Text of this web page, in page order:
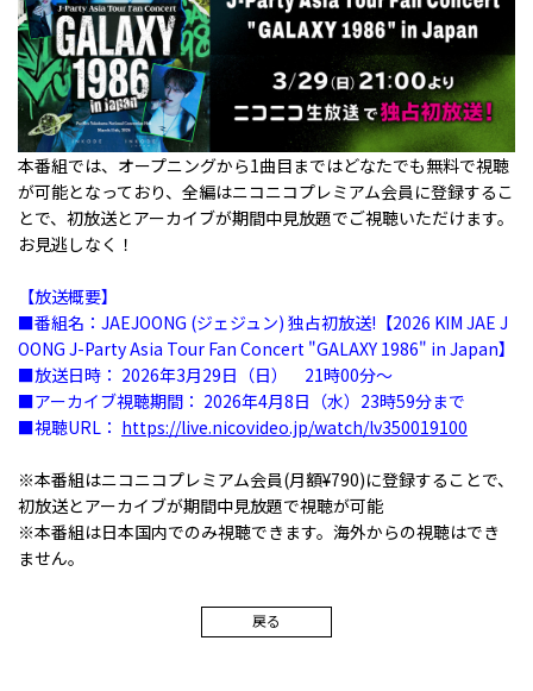
本番組では、オープニングから1曲目まではどなたでも無料で視聴
が可能となっており、全編はニコニコプレミアム会員に登録するこ
とで、初放送とアーカイブが期間中見放題でご視聴いただけます。
お見逃しなく！
【放送概要】
■番組名：JAEJOONG (ジェジュン) 独占初放送!【2026 KIM JAE J
OONG J-Party Asia Tour Fan Concert "GALAXY 1986" in Japan】
■放送日時： 2026年3月29日（日） 21時00分～
■アーカイブ視聴期間： 2026年4月8日（水）23時59分まで
■視聴URL： https://live.nicovideo.jp/watch/lv350019100
※本番組はニコニコプレミアム会員(月額¥790)に登録することで、
初放送とアーカイブが期間中見放題で視聴が可能
※本番組は日本国内でのみ視聴できます。海外からの視聴はでき
ません。
戻る